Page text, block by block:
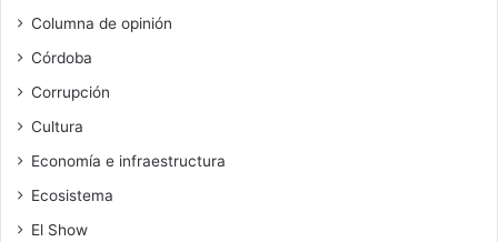
Columna de opinión
Córdoba
Corrupción
Cultura
Economía e infraestructura
Ecosistema
El Show